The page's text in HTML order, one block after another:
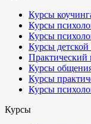
Курсы
Курсы
Курсы
Курсы детской
Курсы
Курсы
Курсы
Курсы